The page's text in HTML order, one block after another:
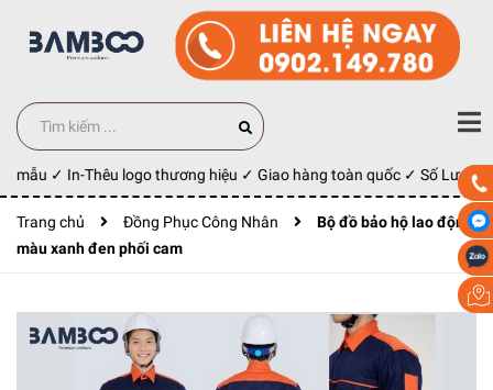
✓ In-Thêu logo thương hiệu ✓ Giao hàng toàn quốc ✓ Số Lượng
Trang chủ Đồng Phục Công Nhân
Bộ đồ bảo hộ lao động
màu xanh đen phối cam